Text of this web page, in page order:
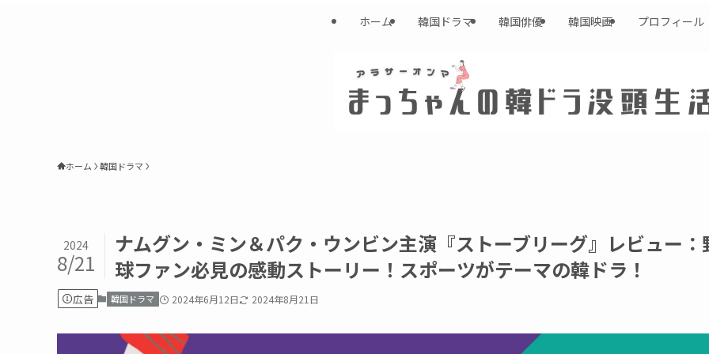
ホーム 韓国ドラマ 韓国俳優 韓国映画 プロフィール
ホーム 韓国ドラマ
ナムグン・ミン＆パク・ウンビン主演『ストーブリーグ』レビュー：
球ファン必見の感動ストーリー！スポーツがテーマの韓ドラ！
2024
8/21
広告 韓国ドラマ 2024年6月12日 2024年8月21日